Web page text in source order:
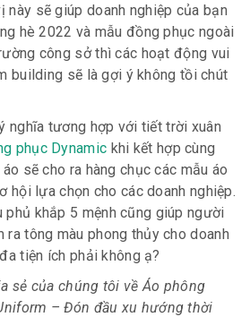
này sẽ giúp doanh nghiệp của bạn
hè 2022 và mẫu đồng phục ngoài
công sở thì các hoạt động vui
building sẽ là gợi ý không tồi chút
nghĩa tương hợp với tiết trời xuân
phục Dynamic khi kết hợp cùng
sẽ cho ra hàng chục các mẫu áo
hội lựa chọn cho các doanh nghiệp.
phủ khắp 5 mệnh cũng giúp người
tông màu phong thủy cho doanh
tiện ích phải không ạ?
sẻ của chúng tôi về Áo phông
– Đón đầu xu hướng thời